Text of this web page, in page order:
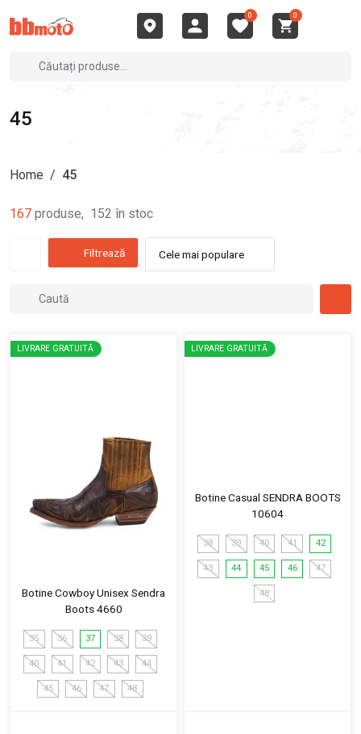
0 0
45
Home / 45
167 produse, 152 în stoc
Filtrează Cele mai populare
LIVRARE GRATUITĂ
Botine Cowboy Unisex Sendra
Boots 4660
35 36 37 38 39
40 41 42 43 44
45 46 47 48
LIVRARE GRATUITĂ
Botine Casual SENDRA BOOTS
10604
38 39 40 41 42
43 44 45 46 47
48